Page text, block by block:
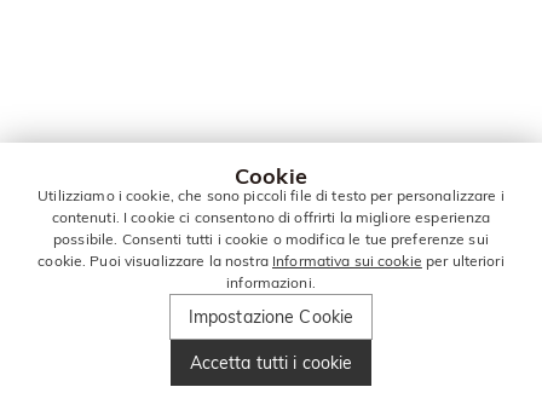
Cookie
Utilizziamo i cookie, che sono piccoli file di testo per personalizzare i
contenuti. I cookie ci consentono di offrirti la migliore esperienza
possibile. Consenti tutti i cookie o modifica le tue preferenze sui
cookie. Puoi visualizzare la nostra Informativa sui cookie per ulteriori
informazioni.
Impostazione Cookie
Accetta tutti i cookie